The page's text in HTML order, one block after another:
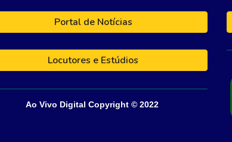
Portal de Notícias
Locutores e Estúdios
Ao Vivo Digital Copyright © 2022